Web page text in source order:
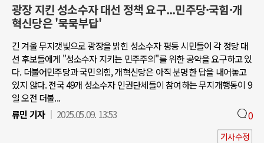
광장 지킨 성소수자 대선 정책 요구...민주당·국힘·개
혁신당은 '묵묵부답'
긴 겨울 무지갯빛으로 광장을 밝힌 성소수자 평등 시민들이 각 정당 대
선 후보들에게 "성소수자 지키는 민주주의"를 위한 공약을 요구하고 있
다. 더불어민주당과 국민의힘, 개혁신당은 아직 분명한 답을 내어놓고
있지 않다. 전국 49개 성소수자 인권단체들이 참여하는 무지개행동이 9
일 오전 더불...
류민 기자
2025.05.09. 13:53 0
기사수정